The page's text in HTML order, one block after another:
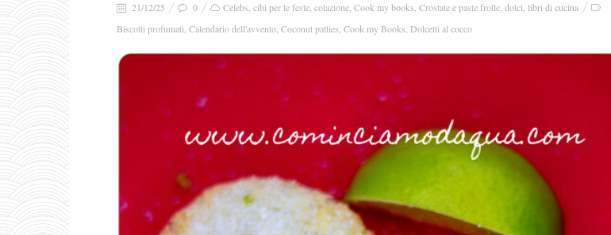
21/12/25 0 Celebs cibi per le feste colazione Cook my books Crostate e paste frolle dolci libri di cucina
Biscotti profumati Calendario dell'avvento Coconut patties Cook my Books Dolcetti al cocco